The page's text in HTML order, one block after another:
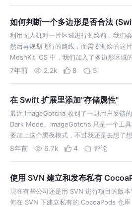
如何判断一个多边形是否合法
利用无人机对一片区域进行测绘前，我们
然后再规划飞行的路线，而需要测绘的这
MeshKit iOS 中，我们加入了多边形区域
用户所编辑出来的多边形是否合法的问题
7年前 2.2k 8 5
在 Swift 扩展里添加"存储属性"
最近 ImageGotcha 收到了一封用户反馈
Dark Mode。ImageGotcha 只是一个工
要加上这个黑夜模式，不过我还是去想了
或者说加上一个换肤的功能。 基本的思路
8年前 6.7k 4 评论
使用 SVN 建立和发布私有
现在有些公司还是用 SVN 进行项目的版
何在 SVN 下建立私有的 CocoaPods 仓库